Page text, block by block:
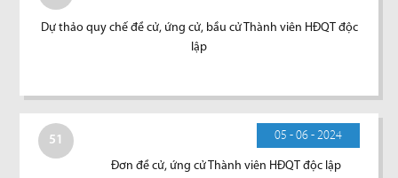
Dự thảo quy chế đề cử, ứng cử, bầu cử Thành viên HĐQT độc
lập
51 05 - 06 - 2024
Đơn đề cử, ứng cử Thành viên HĐQT độc lập